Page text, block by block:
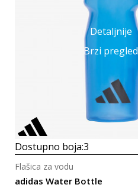
Detaljnije
Brzi pregled
Dostupno boja:3
adidas Water Bottle
Flašica za vodu